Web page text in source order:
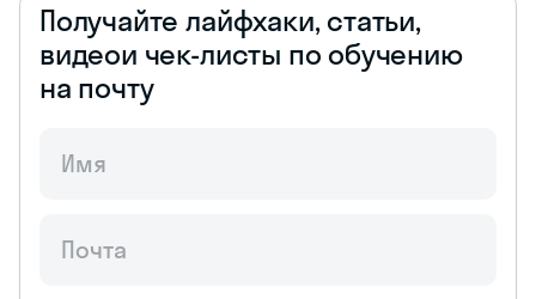
Получайте лайфхаки, статьи,
видеои чек-листы по обучению
на почту